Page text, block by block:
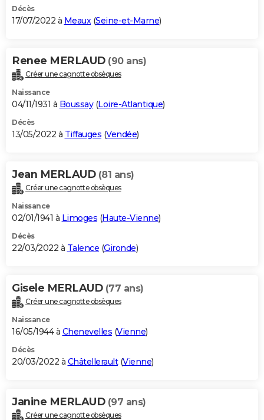
Décès
17/07/2022 à Meaux(Seine-et-Marne)
Renee MERLAUD (90 ans)
Créer une cagnotte obsèques
Naissance
04/11/1931 à Boussay(Loire-Atlantique)
Décès
13/05/2022 à Tiffauges (Vendée)
Jean MERLAUD (81 ans)
Créer une cagnotte obsèques
Naissance
02/01/1941 à Limoges (Haute-Vienne)
Décès
22/03/2022 à Talence (Gironde)
Gisele MERLAUD (77 ans)
Créer une cagnotte obsèques
Naissance
16/05/1944 à Chenevelles (Vienne)
Décès
20/03/2022 à Châtellerault(Vienne)
Janine MERLAUD (97 ans)
Créer une cagnotte obsèques